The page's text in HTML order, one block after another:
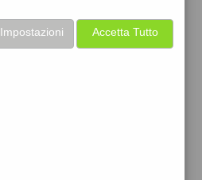
Accetta Tutto
Impostazioni